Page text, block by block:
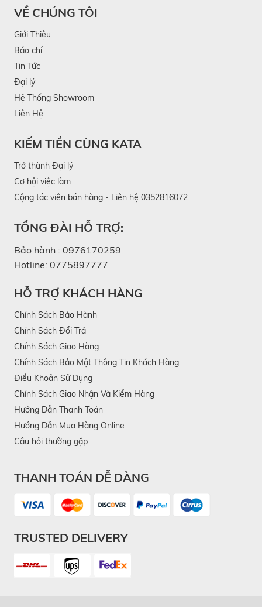
VỀ CHÚNG TÔI
Giới Thiệu
Báo chí
Tin Tức
Đại lý
Hệ Thống Showroom
Liên Hệ
KIẾM TIỀN CÙNG KATA
Trở thành Đại lý
Cơ hội việc làm
Cộng tác viên bán hàng - Liên hệ 0352816072
TỔNG ĐÀI HỖ TRỢ:
Bảo hành : 0976170259
Hotline: 0775897777
HỖ TRỢ KHÁCH HÀNG
Chính Sách Bảo Hành
Chính Sách Đổi Trả
Chính Sách Giao Hàng
Chính Sách Bảo Mật Thông Tin Khách Hàng
Điều Khoản Sử Dụng
Chính Sách Giao Nhận Và Kiểm Hàng
Hướng Dẫn Thanh Toán
Hướng Dẫn Mua Hàng Online
Câu hỏi thường gặp
THANH TOÁN DỄ DÀNG
TRUSTED DELIVERY